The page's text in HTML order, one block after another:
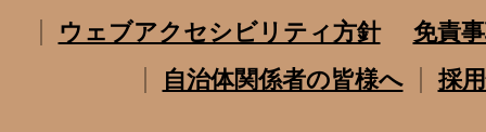
ウェブアクセシビリティ方針
免責
自治体関係者の皆様へ
採